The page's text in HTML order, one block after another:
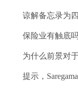
保险业有触底